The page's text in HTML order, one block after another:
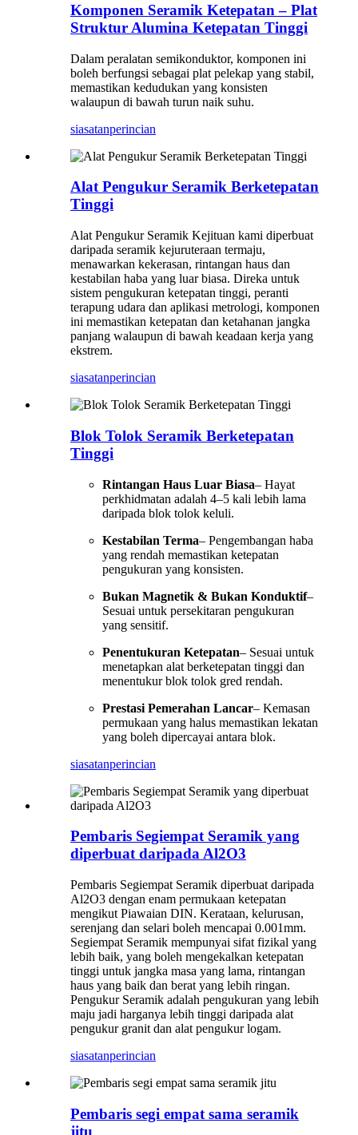
Komponen Seramik Ketepatan – Plat
Struktur Alumina Ketepatan Tinggi
Dalam peralatan semikonduktor, komponen ini
boleh berfungsi sebagai plat pelekap yang stabil,
memastikan kedudukan yang konsisten
walaupun di bawah turun naik suhu.
siasatanperincian
Alat Pengukur Seramik Berketepatan
Tinggi
Alat Pengukur Seramik Kejituan kami diperbuat
daripada seramik kejuruteraan termaju,
menawarkan kekerasan, rintangan haus dan
kestabilan haba yang luar biasa. Direka untuk
sistem pengukuran ketepatan tinggi, peranti
terapung udara dan aplikasi metrologi, komponen
ini memastikan ketepatan dan ketahanan jangka
panjang walaupun di bawah keadaan kerja yang
ekstrem.
siasatanperincian
Blok Tolok Seramik Berketepatan
Tinggi
Rintangan Haus Luar Biasa– Hayat
perkhidmatan adalah 4–5 kali lebih lama
daripada blok tolok keluli.
Kestabilan Terma– Pengembangan haba
yang rendah memastikan ketepatan
pengukuran yang konsisten.
Bukan Magnetik & Bukan Konduktif–
Sesuai untuk persekitaran pengukuran
yang sensitif.
Penentukuran Ketepatan– Sesuai untuk
menetapkan alat berketepatan tinggi dan
menentukur blok tolok gred rendah.
Prestasi Pemerahan Lancar– Kemasan
permukaan yang halus memastikan lekatan
yang boleh dipercayai antara blok.
siasatanperincian
Pembaris Segiempat Seramik yang
diperbuat daripada Al2O3
Pembaris Segiempat Seramik diperbuat daripada
Al2O3 dengan enam permukaan ketepatan
mengikut Piawaian DIN. Kerataan, kelurusan,
serenjang dan selari boleh mencapai 0.001mm.
Segiempat Seramik mempunyai sifat fizikal yang
lebih baik, yang boleh mengekalkan ketepatan
tinggi untuk jangka masa yang lama, rintangan
haus yang baik dan berat yang lebih ringan.
Pengukur Seramik adalah pengukuran yang lebih
maju jadi harganya lebih tinggi daripada alat
pengukur granit dan alat pengukur logam.
siasatanperincian
Pembaris segi empat sama seramik
jitu